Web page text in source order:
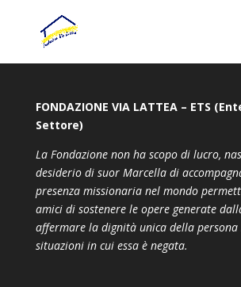
FONDAZIONE VIA LATTEA – ETS
Settore)
La Fondazione non ha scopo di lucro,
desiderio di suor Marcella di
presenza missionaria nel mondo
amici di sostenere le opere generate
affermare la dignità unica della
situazioni in cui essa è negata.